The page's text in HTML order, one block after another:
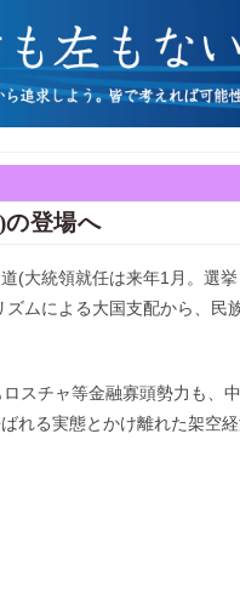
の登場へ
(大統領就任は来年1月。選
ムによる大国支配から、民
スチャ等金融寡頭勢力も、
れる実態とかけ離れた架空